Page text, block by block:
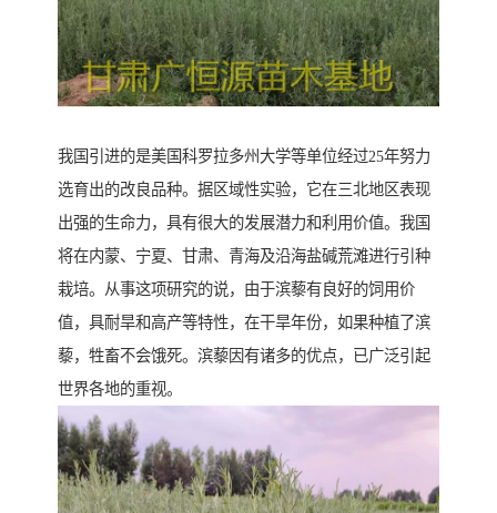
我国引进的是美国科罗拉多州大学等单位经过25年努力
选育出的改良品种。据区域性实验，它在三北地区表现
出强的生命力，具有很大的发展潜力和利用价值。我国
将在内蒙、宁夏、甘肃、青海及沿海盐碱荒滩进行引种
栽培。从事这项研究的说，由于滨藜有良好的饲用价
值，具耐旱和高产等特性，在干旱年份，如果种植了滨
藜，牲畜不会饿死。滨藜因有诸多的优点，已广泛引起
世界各地的重视。